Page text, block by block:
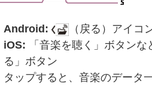
Android:
（戻る）アイコ
iOS: 「音楽を聴く」ボタン
る」ボタン
タップすると、音楽のデータ